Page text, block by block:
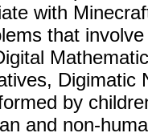
with
that
Digimatic
by
and non-